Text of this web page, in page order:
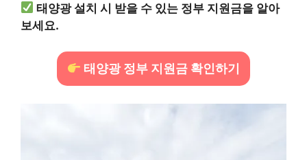
태양광 설치 시 받을 수 있는 정부 지원금을 알아
보세요.
태양광 정부 지원금 확인하기